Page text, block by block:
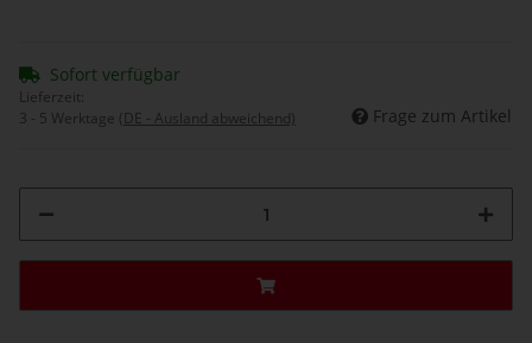
Sofort verfügbar
Lieferzeit:
3 - 5 Werktage (DE - Ausland abweichend) Frage zum Artikel